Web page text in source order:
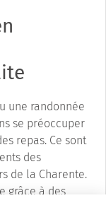
une randonnée
se préoccuper
repas. Ce sont
des
de la Charente.
grâce à des